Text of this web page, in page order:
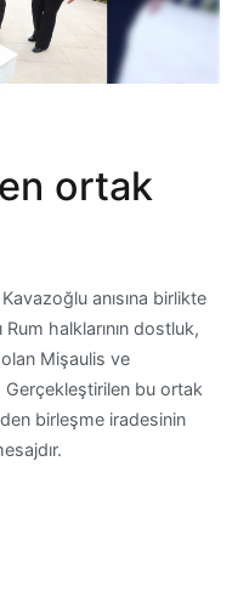
ortak
anısına birlikte
Rum halklarının dostluk,
Mişaulis ve
Gerçekleştirilen bu ortak
birleşme iradesinin